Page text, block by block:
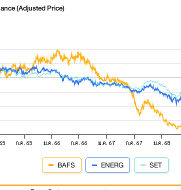
(Adjusted Price)
BAFS ENERG SET